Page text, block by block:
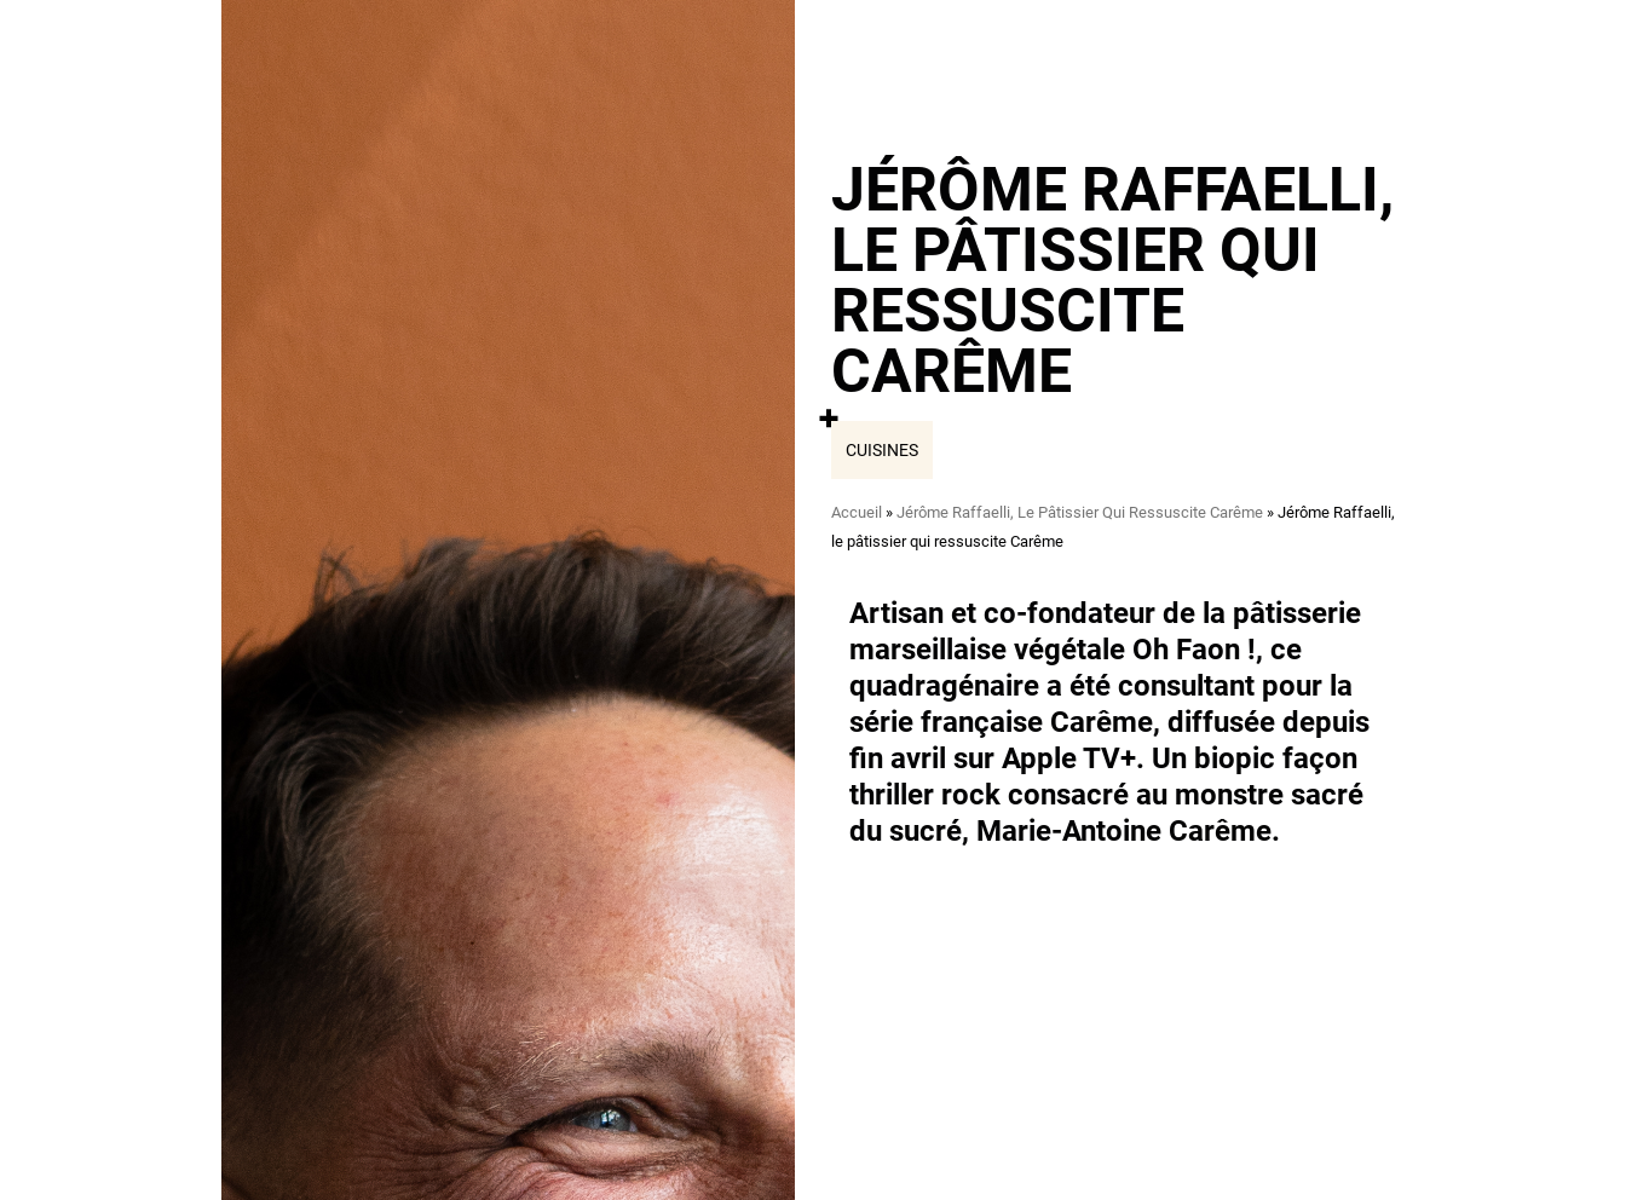
JÉRÔME RAFFAELLI,
LE PÂTISSIER QUI
RESSUSCITE
CARÊME
CUISINES
Fil
d'Ariane
Accueil Jérôme Raffaelli, Le Pâtissier Qui Ressuscite Carême
Jérôme Raffaelli,
le pâtissier qui ressuscite Carême
Artisan et co-fondateur de la pâtisserie
marseillaise végétale Oh Faon !, ce
quadragénaire a été consultant pour la
série française Carême, diffusée depuis
fin avril sur Apple TV+. Un biopic façon
thriller rock consacré au monstre sacré
du sucré, Marie-Antoine Carême.